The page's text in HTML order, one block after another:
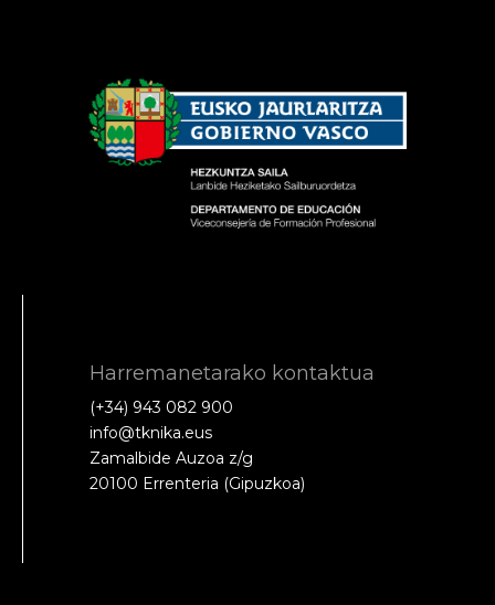
Harremanetarako kontaktua
(+34) 943 082 900
info@tknika.eus
Zamalbide Auzoa z/g
20100 Errenteria (Gipuzkoa)